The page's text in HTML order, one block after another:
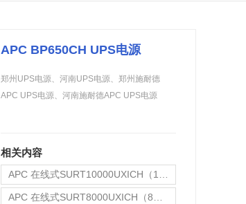
APC BP650CH UPS电源
郑州UPS电源、河南UPS电源、郑州施耐德
APC UPS电源、河南施耐德APC UPS电源
相关内容
APC 在线式SURT10000UXICH（10KVA）长机
APC 在线式SURT8000UXICH（8KVA）长机